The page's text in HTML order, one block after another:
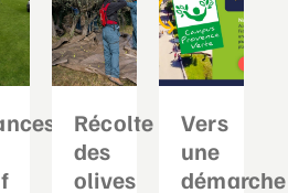
Récolte
des
olives
Vers
une
démarche